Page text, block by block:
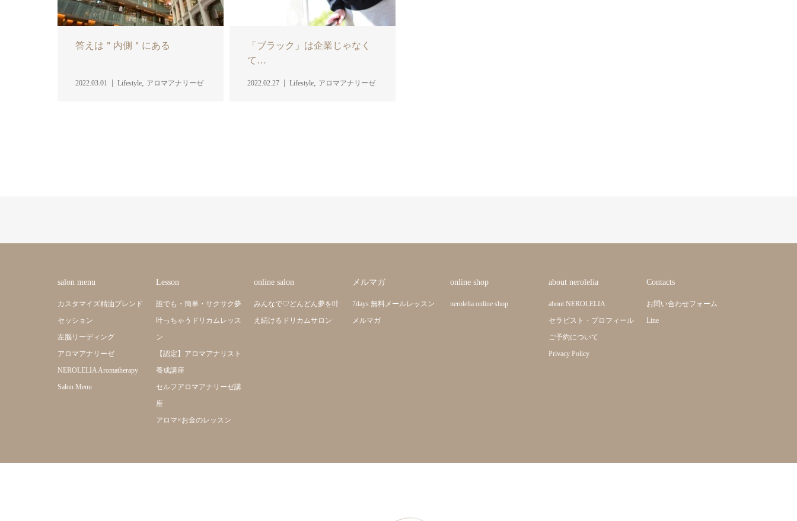
答えは＂内側＂にある
2022.03.01 Lifestyle, アロマアナリーゼ
「ブラック」は企業じゃなく
て…
2022.02.27 Lifestyle, アロマアナリーゼ
salon menu
カスタマイズ精油ブレンド
セッション
左脳リーディング
アロマアナリーゼ
NEROLELIA Aromatherapy
Salon Menu
Lesson
誰でも・簡単・サクサク夢
叶っちゃうドリカムレッス
ン
【認定】アロマアナリスト
養成講座
セルフアロマアナリーゼ講
座
アロマ×お金のレッスン
online salon
みんなで♡どんどん夢を叶
え続けるドリカムサロン
メルマガ
7days 無料メールレッスン
メルマガ
online shop
nerolelia online shop
about nerolelia
about NEROLELIA
セラピスト・プロフィール
ご予約について
Privacy Policy
Contacts
お問い合わせフォーム
Line